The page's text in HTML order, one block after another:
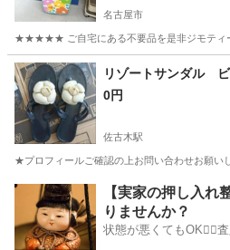
名古屋市
★★★★★ ご自宅にある不要品を是非ジモティー
愛知 名古屋市 バッグ くまのプー
リゾートサンダル
0円
佐古木駅
★プロフィールご確認の上お問い合わせお願い
愛知 弥富市 佐古木駅 靴
【実家の押し入れ
りませんか？
状態が悪くてもOK🙆‍♀️